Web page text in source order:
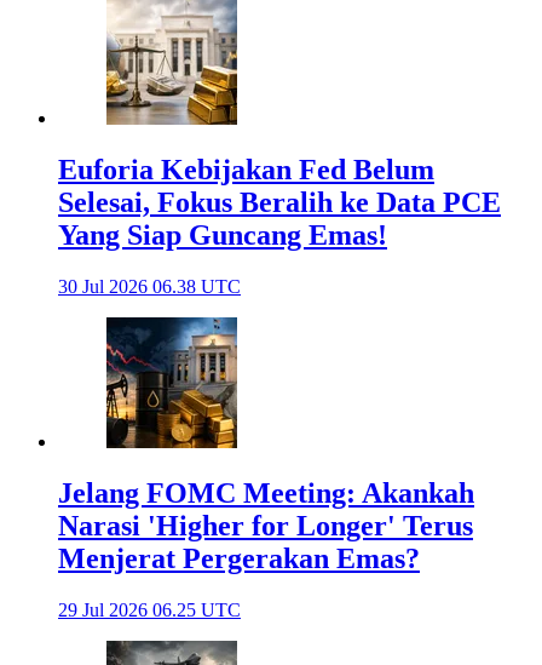
Euforia Kebijakan Fed Belum
Selesai, Fokus Beralih ke Data PCE
Yang Siap Guncang Emas!
30 Jul 2026 06.38 UTC
Jelang FOMC Meeting: Akankah
Narasi 'Higher for Longer' Terus
Menjerat Pergerakan Emas?
29 Jul 2026 06.25 UTC